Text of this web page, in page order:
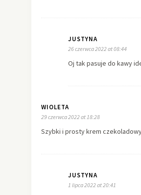
JUSTYNA
26 czerwca 2022 at 08:44
Oj tak pasuje do kawy
WIOLETA
29 czerwca 2022 at 18:28
Szybki i prosty krem
JUSTYNA
1 lipca 2022 at 20:41